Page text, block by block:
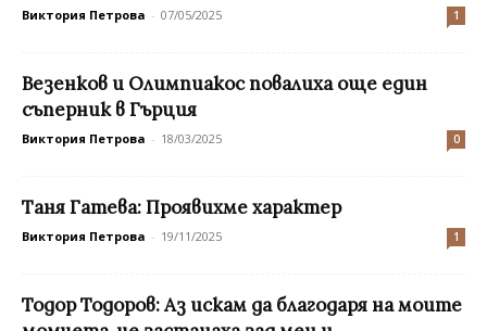
Виктория Петрова - 07/05/2025 1
Везенков и Олимпиакос повалиха още един
съперник в Гърция
Виктория Петрова - 18/03/2025 0
Таня Гатева: Проявихме характер
Виктория Петрова - 19/11/2025 1
Тодор Тодоров: Аз искам да благодаря на моите